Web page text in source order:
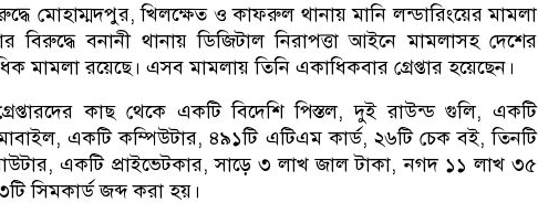
মোহাম্মদপুর, খিলক্ষেত ও কাফরুল থানায় মানি লন্ডারিংয়ের মামলা
বিরুদ্ধে বনানী থানায় ডিজিটাল নিরাপত্তা আইনে মামলাসহ দেশের
মামলা রয়েছে। এসব মামলায় তিনি একাধিকবার গ্রেপ্তার হয়েছেন।
কাছ থেকে একটি বিদেশি পিস্তল, দুই রাউন্ড গুলি, একটি
একটি কম্পিউটার, ৪৯১টি এটিএম কার্ড, ২৬টি চেক বই, তিনটি
একটি প্রাইভেটকার, সাড়ে ৩ লাখ জাল টাকা, নগদ ১১ লাখ ৩৫
সিমকার্ড জব্দ করা হয়।